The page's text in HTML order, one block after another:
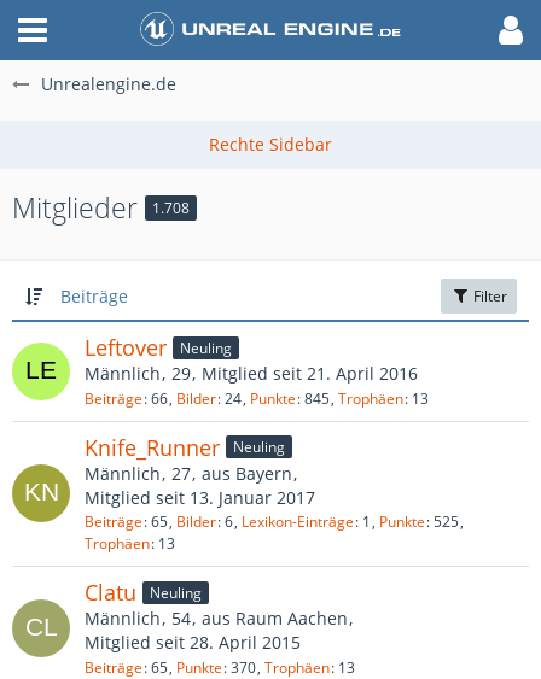
Unrealengine.de
Mitglieder 1.708
Beiträge Filter
Leftover Neuling
Männlich 29 Mitglied seit 21. April 2016
Beiträge 66 Bilder 24 Punkte 845 Trophäen 13
Knife_Runner Neuling
Männlich 27 aus Bayern
Mitglied seit 13. Januar 2017
Beiträge 65 Bilder 6 Lexikon-Einträge 1 Punkte 525
Trophäen 13
Clatu Neuling
Männlich 54 aus Raum Aachen
Mitglied seit 28. April 2015
Beiträge 65 Punkte 370 Trophäen 13